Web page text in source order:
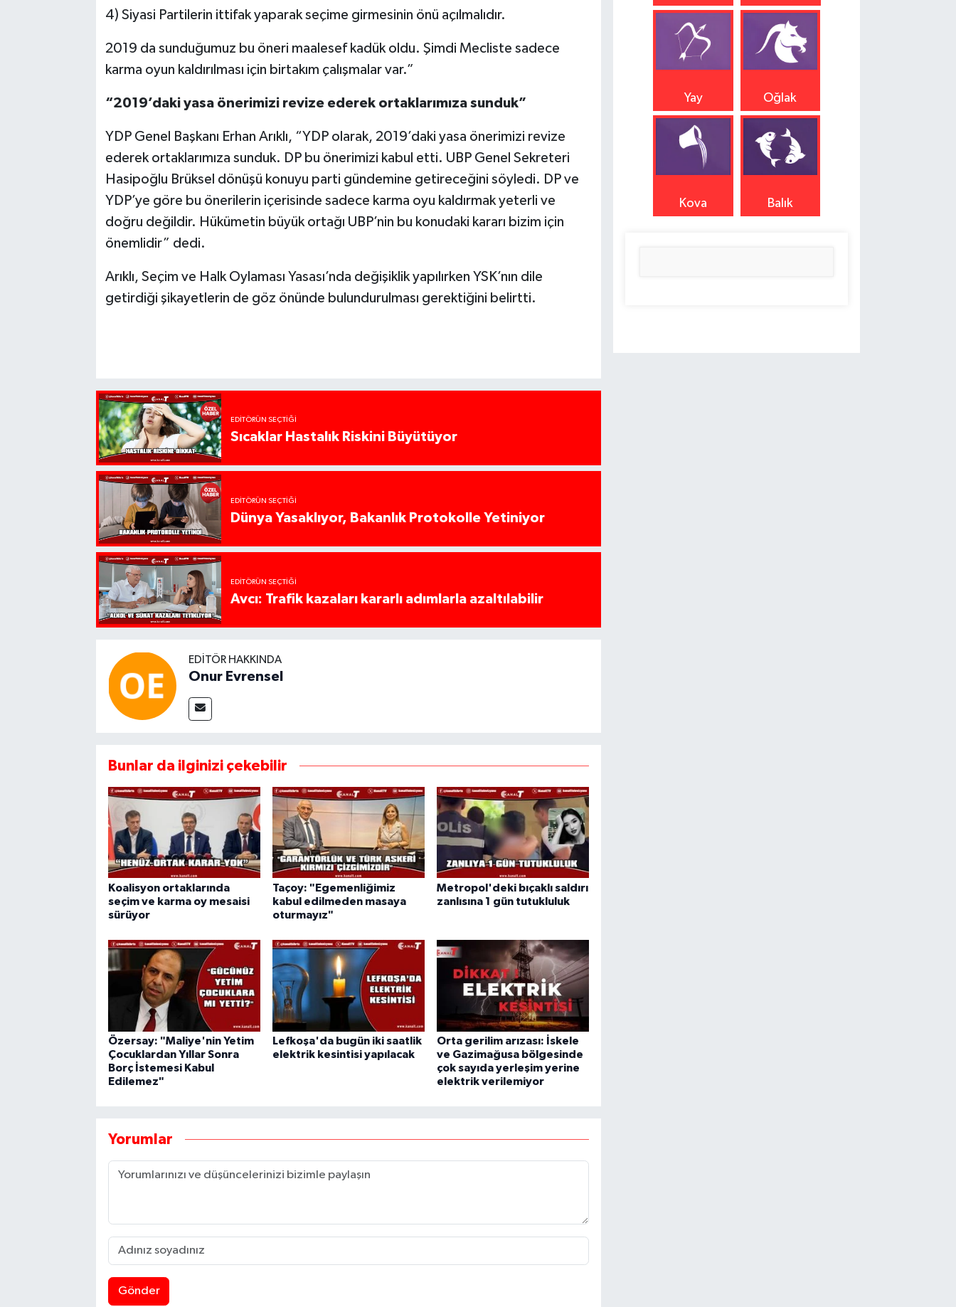
4) Siyasi Partilerin ittifak yaparak seçime girmesinin önü açılmalıdır.
2019 da sunduğumuz bu öneri maalesef kadük oldu. Şimdi Mecliste sadece
karma oyun kaldırılması için birtakım çalışmalar var.”
“2019’daki yasa önerimizi revize ederek ortaklarımıza sunduk”
YDP Genel Başkanı Erhan Arıklı, “YDP olarak, 2019’daki yasa önerimizi revize
ederek ortaklarımıza sunduk. DP bu önerimizi kabul etti. UBP Genel Sekreteri
Hasipoğlu Brüksel dönüşü konuyu parti gündemine getireceğini söyledi. DP ve
YDP’ye göre bu önerilerin içerisinde sadece karma oyu kaldırmak yeterli ve
doğru değildir. Hükümetin büyük ortağı UBP’nin bu konudaki kararı bizim için
önemlidir” dedi.
Arıklı, Seçim ve Halk Oylaması Yasası’nda değişiklik yapılırken YSK’nın dile
getirdiği şikayetlerin de göz önünde bulundurulması gerektiğini belirtti.
EDITÖRÜN SEÇTIĞI
Sıcaklar Hastalık Riskini Büyütüyor
EDITÖRÜN SEÇTIĞI
Dünya Yasaklıyor, Bakanlık Protokolle Yetiniyor
EDITÖRÜN SEÇTIĞI
Avcı: Trafik kazaları kararlı adımlarla azaltılabilir
EDITÖR HAKKINDA
Onur Evrensel
Bunlar da ilginizi çekebilir
Koalisyon ortaklarında
seçim ve karma oy mesaisi
sürüyor
Taçoy: "Egemenliğimiz
kabul edilmeden masaya
oturmayız"
Metropol'deki bıçaklı saldırı
zanlısına 1 gün tutukluluk
Özersay: "Maliye'nin Yetim
Çocuklardan Yıllar Sonra
Borç İstemesi Kabul
Edilemez"
Lefkoşa'da bugün iki saatlik
elektrik kesintisi yapılacak
Orta gerilim arızası: İskele
ve Gazimağusa bölgesinde
çok sayıda yerleşim yerine
elektrik verilemiyor
Yorumlar
Gönder
Yay Oğlak
Kova Balık